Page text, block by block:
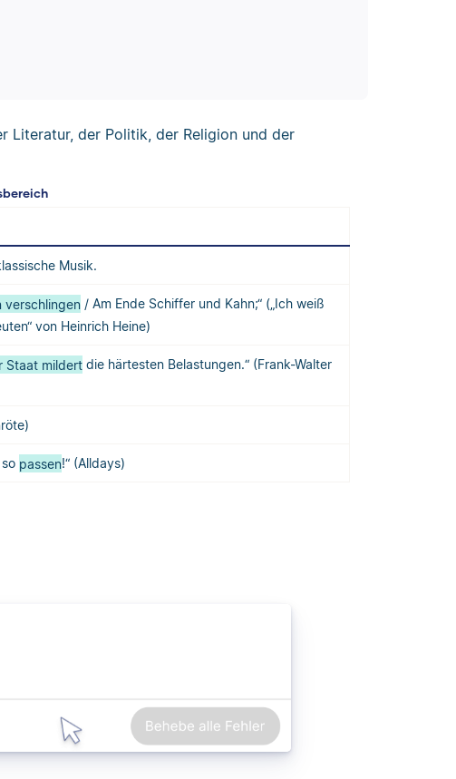
Literatur, der Politik, der Religion und der
Musik.
verschlingen / Am Ende Schiffer und Kahn;“ („Ich weiß
von Heinrich Heine)
Staat mildert die härtesten Belastungen.“ (Frank-Walter
so passen!“ (Alldays)